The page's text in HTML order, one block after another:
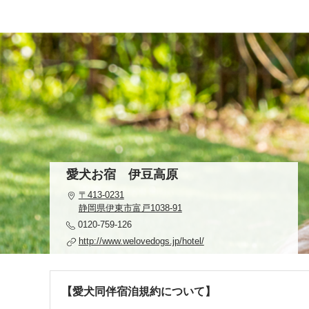
愛犬お宿 伊豆高原
〒413-0231
静岡県伊東市富戸1038-91
0120-759-126
http://www.welovedogs.jp/hotel/
【愛犬同伴宿洎規約について】